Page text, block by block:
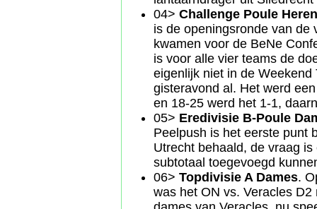
04> Challenge Poule Heren
is de openingsronde van de
kwamen voor de BeNe
is voor alle vier teams de
eigenlijk niet in de
gisteravond al. Het werd
en 18-25 werd het 1-1,
05> Eredivisie B-Poule
Peelpush is het eerste punt
Utrecht behaald, de vraag
subtotaal toegevoegd
06> Topdivisie A Dames.
was het ON vs. Veracles